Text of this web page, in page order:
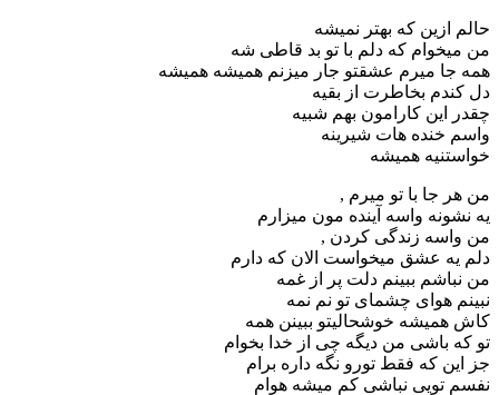
حالم ازین که بهتر نمیشه
من میخوام که دلم با تو بد قاطی شه
همه جا میرم عشقتو جار میزنم همیشه همیشه
دل کندم بخاطرت از بقیه
چقدر این کارامون بهم شبیه
واسم خنده هات شیرینه
خواستنیه همیشه
من هر جا با تو میرم ,
یه نشونه واسه آینده مون میزارم
من واسه زندگی کردن ,
دلم یه عشق میخواست الان که دارم
من نباشم ببینم دلت پر از غمه
نبینم هوای چشمای تو نم نمه
کاش همیشه خوشحالیتو ببینن همه
تو که باشی من دیگه چی از خدا بخوام
جز این که فقط تورو نگه داره برام
نفسم تویی نباشی کم میشه هوام